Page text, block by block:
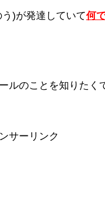
)が発達していて何
ルのことを知りたく
サーリンク